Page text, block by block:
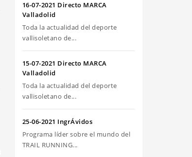
16-07-2021 Directo MARCA
Valladolid
Toda la actualidad del deporte
vallisoletano de...
15-07-2021 Directo MARCA
Valladolid
Toda la actualidad del deporte
vallisoletano de...
25-06-2021 IngrÁvidos
Programa líder sobre el mundo del
TRAIL RUNNING...